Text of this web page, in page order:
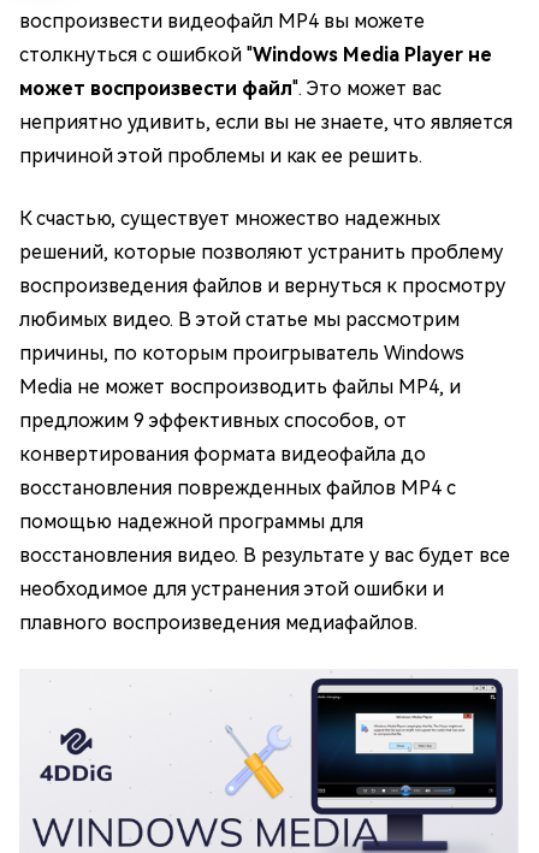
воспроизвести видеофайл MP4 вы можете
столкнуться с ошибкой "Windows Media Player не
может воспроизвести файл". Это может вас
неприятно удивить, если вы не знаете, что является
причиной этой проблемы и как ее решить.
К счастью, существует множество надежных
решений, которые позволяют устранить проблему
воспроизведения файлов и вернуться к просмотру
любимых видео. В этой статье мы рассмотрим
причины, по которым проигрыватель Windows
Media не может воспроизводить файлы MP4, и
предложим 9 эффективных способов, от
конвертирования формата видеофайла до
восстановления поврежденных файлов MP4 с
помощью надежной программы для
восстановления видео. В результате у вас будет все
необходимое для устранения этой ошибки и
плавного воспроизведения медиафайлов.